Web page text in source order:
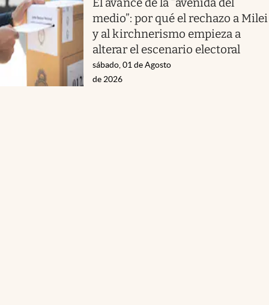
medio”: por qué el rechazo a Milei
y al kirchnerismo empieza a
alterar el escenario electoral
sábado, 01 de Agosto
de 2026